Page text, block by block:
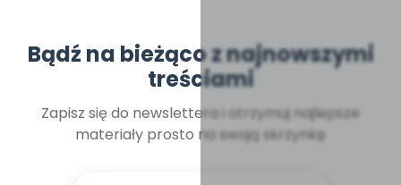
Bądź na bieżąco z najnowszymi
treściami
Zapisz się do newslettera i otrzymuj najlepsze
materiały prosto na swoją skrzynkę